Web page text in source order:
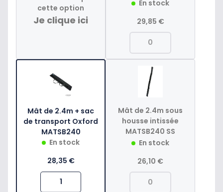
cette option
Je clique ici
En stock
29,85 €
Mât de 2.4m + sac
de transport Oxford
MATSB240
En stock
28,35 €
Mât de 2.4m sous
housse intissée
MATSB240 SS
En stock
26,10 €